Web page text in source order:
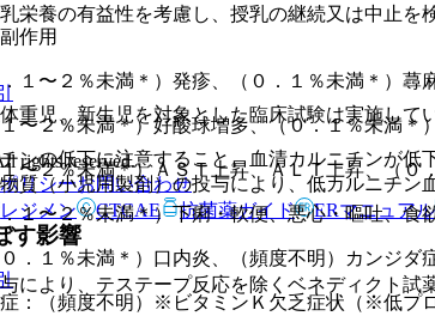
栄養の有益性を考慮し、授乳の継続又は中止を
重児、新生児を対象とした臨床試験は実施して
の低下に注意すること。血清カルニチンが低
質（小児用製剤）の投与により、低カルニチ
す影響
により、テステープ反応を除くベネディクト試
作用
１〜２％未満＊）発疹、（０．１％未満＊）蕁
〜２％未満＊）好酸球増多、（０．１％未満＊
２％未満＊）ＡＳＴ上昇、ＡＬＴ上昇、（０
〜２％未満＊）下痢・軟便、悪心・嘔吐、食
．１％未満＊）口内炎、（頻度不明）カンジダ症
：（頻度不明）※ビタミンＫ欠乏症状（※低プ
rights reserved.
リシーお問い合わせ
レジメン CTCAE 抗菌薬ガイド ERマニュアル